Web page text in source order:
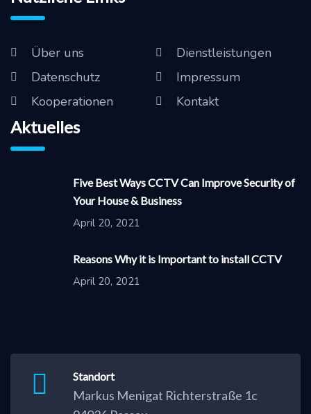
Über uns
Dienstleistungen
Datenschutz
Impressum
Kooperationen
Kontakt
Aktuelles
Five Best Ways CCTV Can Improve Security of
Your House & Business
April 20, 2021
Reasons Why it is Important to install CCTV
April 20, 2021
Standort
Markus Menigat Richterstraße 1c